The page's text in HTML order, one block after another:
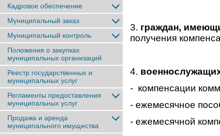
Кадровое обеспечение
Муниципальный заказ
Муниципальный контроль
Положения о закупках
муниципальных организаций
Реестр государственных и
муниципальных услуг
Регламенты предоставления
муниципальных услуг
Продажа и аренда
муниципального имущества
3. граждан,
получения
4.
- компенсации
- ежемесячное
- ежемесячной